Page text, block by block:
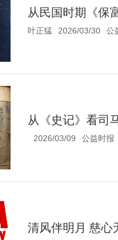
从民国时期《保
叶正猛 2026/03/30 公
从《史记》看司
2026/03/09 公益时报
清风伴明月 慈心